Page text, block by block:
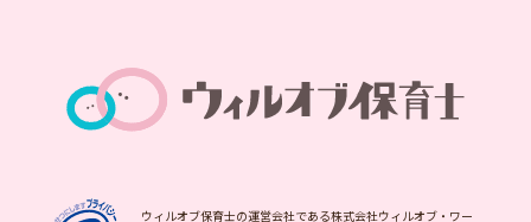
ウィルオブ保育士の運営会社である株式会社ウィルオブ・ワー